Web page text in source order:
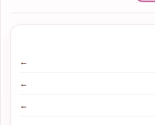
←
←
←